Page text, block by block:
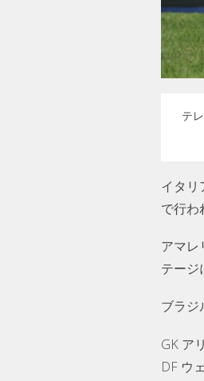
テ
イタリ
で行わ
アマレ
テージ
ブラジ
GK ア
DF ウ